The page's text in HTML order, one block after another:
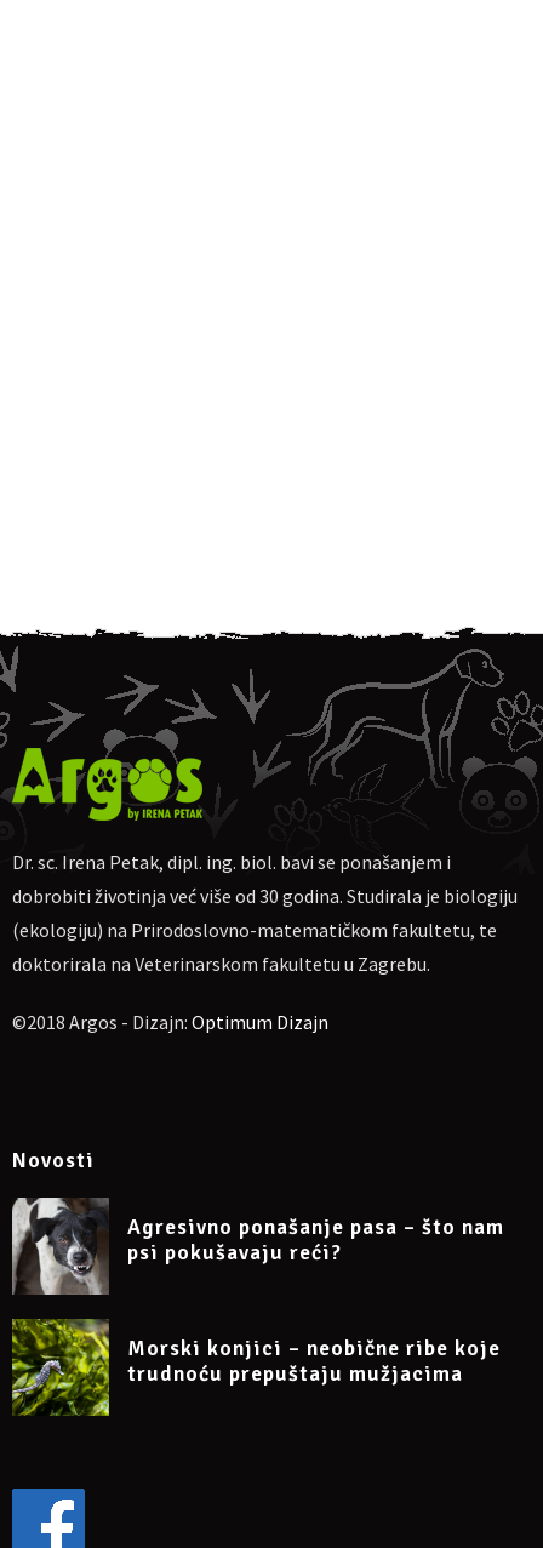
Dr. sc. Irena Petak, dipl. ing. biol. bavi se ponašanjem i
dobrobiti životinja već više od 30 godina. Studirala je biologiju
(ekologiju) na Prirodoslovno-matematičkom fakultetu, te
doktorirala na Veterinarskom fakultetu u Zagrebu.
©2018 Argos - Dizajn: Optimum Dizajn
Novosti
Agresivno ponašanje pasa – što nam
psi pokušavaju reći?
Morski konjici – neobične ribe koje
trudnoću prepuštaju mužjacima